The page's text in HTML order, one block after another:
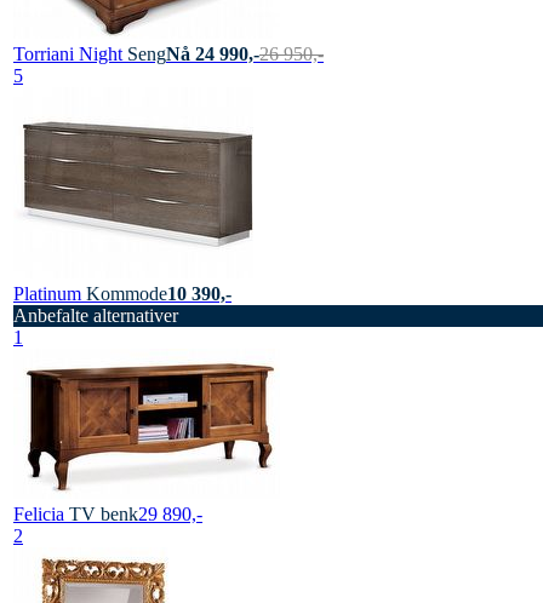
Torriani Night SengNå 24 990,-26 950,-
5
Platinum Kommode10 390,-
Anbefalte alternativer
1
Felicia TV benk29 890,-
2